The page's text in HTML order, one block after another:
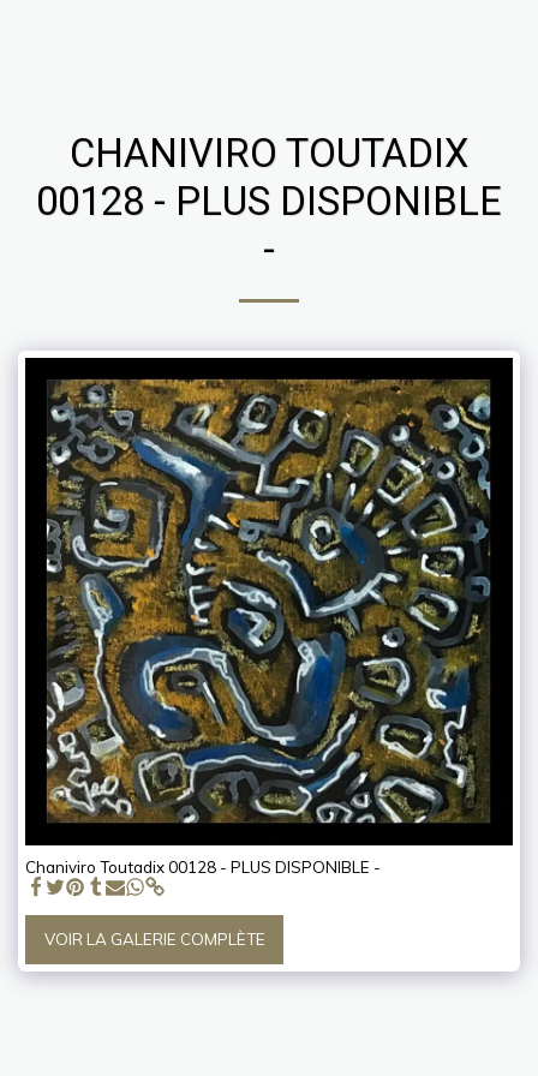
CHANIVIRO TOUTADIX
00128 - PLUS DISPONIBLE
-
Chaniviro Toutadix 00128 - PLUS DISPONIBLE -
VOIR LA GALERIE COMPLÈTE